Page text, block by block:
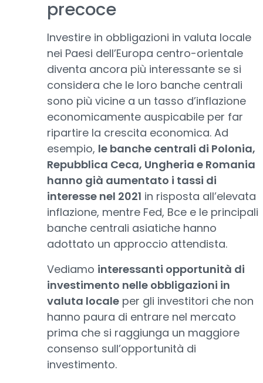
precoce
Investire in obbligazioni in valuta locale
nei Paesi dell’Europa centro-orientale
diventa ancora più interessante se si
considera che le loro banche centrali
sono più vicine a un tasso d’inflazione
economicamente auspicabile per far
ripartire la crescita economica. Ad
esempio, le banche centrali di Polonia,
Repubblica Ceca, Ungheria e Romania
hanno già aumentato i tassi di
interesse nel 2021 in risposta all’elevata
inflazione, mentre Fed, Bce e le principali
banche centrali asiatiche hanno
adottato un approccio attendista.
Vediamo interessanti opportunità di
investimento nelle obbligazioni in
valuta locale per gli investitori che non
hanno paura di entrare nel mercato
prima che si raggiunga un maggiore
consenso sull’opportunità di
investimento.